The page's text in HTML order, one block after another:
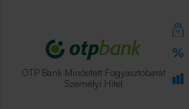
OTP Bank Minősített Fogyasztóbarát
Személyi Hitel